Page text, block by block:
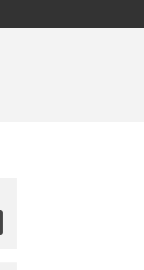
検索